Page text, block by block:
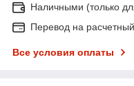
Наличными (только
Перевод на
Все условия оплаты